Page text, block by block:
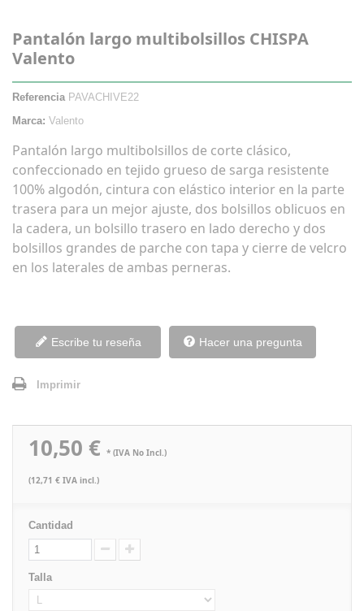
Pantalón largo multibolsillos CHISPA
Valento
Referencia PAVACHIVE22
Marca: Valento
Pantalón largo multibolsillos de corte clásico,
confeccionado en tejido grueso de sarga resistente
100% algodón, cintura con elástico interior en la parte
trasera para un mejor ajuste, dos bolsillos oblicuos en
la cadera, un bolsillo trasero en lado derecho y dos
bolsillos grandes de parche con tapa y cierre de velcro
en los laterales de ambas perneras.
Escribe tu reseña Hacer una pregunta
Imprimir
10,50 € * (IVA No Incl.)
(12,71 € IVA incl.)
Cantidad
Talla